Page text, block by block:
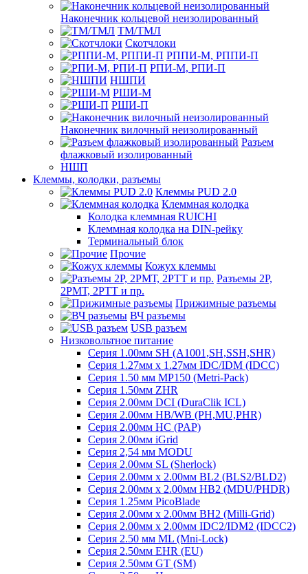
Наконечник кольцевой неизолированный
ТМ/ТМЛ
Скотчлоки
РППИ-М, РППИ-П
РПИ-М, РПИ-П
НШПИ
РШИ-М
РШИ-П
Наконечник вилочный неизолированный
Разъем
флажковый изолированный
НШП
Клеммы, колодки, разъемы
Клеммы PUD 2.0
Клеммная колодка
Колодка клеммная RUICHI
Клеммная колодка на DIN-рейку
Терминальный блок
Прочие
Кожух клеммы
Разъемы 2Р,
2РМТ, 2РТТ и пр.
Прижимные разъемы
ВЧ разъемы
USB разъем
Низковольтное питание
Серия 1.00мм SH (A1001,SH,SSH,SHR)
Серия 1.27мм x 1.27мм IDC/IDM (IDCC)
Серия 1.50 мм MP150 (Metri-Pack)
Серия 1.50мм ZHR
Серия 2.00мм DCI (DuraClik ICL)
Серия 2.00мм HB/WB (PH,MU,PHR)
Серия 2.00мм HC (PAP)
Серия 2.00мм iGrid
Серия 2,54 мм MODU
Серия 2.00мм SL (Sherlock)
Серия 2.00мм x 2.00мм BL2 (BLS2/BLD2)
Серия 2.00мм x 2.00мм HB2 (MDU/PHDR)
Серия 1.25мм PicoBlade
Серия 2.00мм х 2.00мм BH2 (Milli-Grid)
Серия 2.00мм х 2.00мм IDC2/IDM2 (IDCC2)
Серия 2.50 мм ML (Mni-Lock)
Серия 2.50мм EHR (EU)
Серия 2.50мм GT (SM)